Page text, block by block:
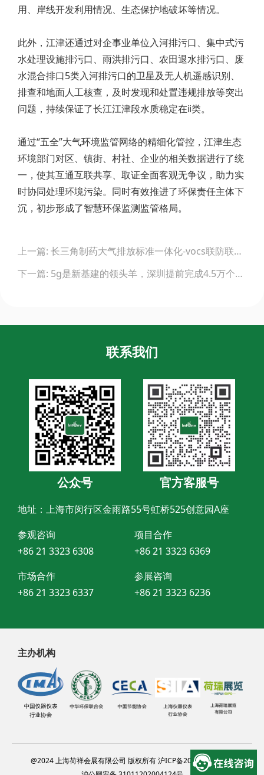
用、岸线开发利用情况、生态保护地破坏等情况。
此外，江津还通过对企事业单位入河排污口、集中式污
水处理设施排污口、雨洪排污口、农田退水排污口、废
水混合排口5类入河排污口的卫星及无人机遥感识别、
排查和地面人工核查，及时发现和处置违规排放等突出
问题，持续保证了长江江津段水质稳定在ⅱ类。
通过“五全”大气环境监管网络的精细化管控，江津生态
环境部门对区、镇街、村社、企业的相关数据进行了统
一，使其互通互联共享、取证全面客观无争议，助力实
时协同处理环境污染。同时有效推进了环保责任主体下
沉，初步形成了智慧环保监测监管格局。
navigation
上一篇: 长三角制药大气排放标准一体化-vocs联防联控发展论坛
下一篇: 5g是新基建的领头羊，深圳提前完成4.5万个5g基站建设目标！
联系我们
公众号 官方客服号
地址：上海市闵行区金雨路55号虹桥525创意园A座
参观咨询
+86 21 3323 6308
项目合作
+86 21 3323 6369
市场合作
+86 21 3323 6337
参展咨询
+86 21 3323 6236
主办机构
@2024 上海荷祥会展有限公司 版权所有 沪ICP备20012314号-13